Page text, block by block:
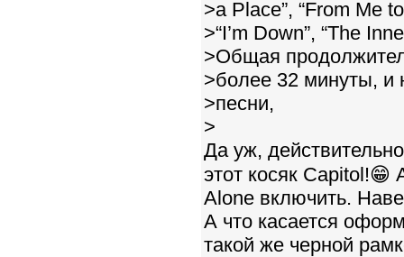
>a Place”, “From Me
>“I’m Down”, “The
>Общая
>более 32 минуты, и
>песни,
>
Да уж,
этот косяк
Alone включить.
А что касается
такой же черной